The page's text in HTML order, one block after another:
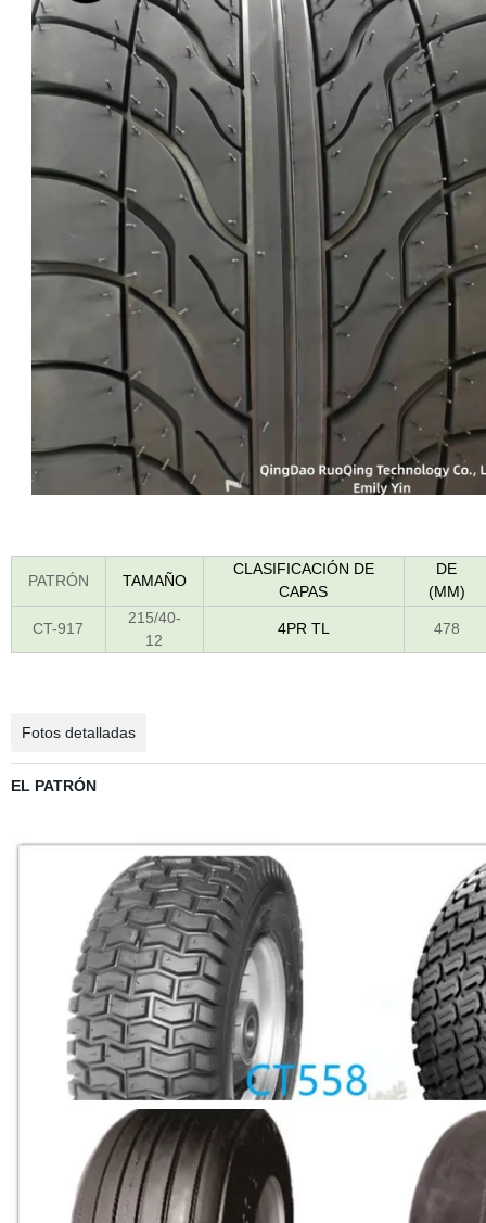
PATRÓN TAMAÑO
CLASIFICACIÓN DE
CAPAS
DE
(MM)
CT-917
215/40-
12
4PR TL 478
Fotos detalladas
EL PATRÓN